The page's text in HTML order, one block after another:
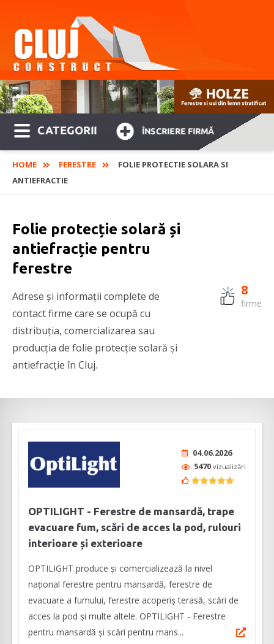
CATEGORII ÎNSCRIERE FIRMĂ
HOME FERESTRE
FOLIE PROTECTIE SOLARA SI
ANTIEFRACTIE
Folie protecție solară și
antiefracție pentru
ferestre
Adrese și informații complete de
contact firme care se ocupă cu
distribuția, comercializarea sau
producția de folie protecție solară și
antiefracție în Cluj.
8
firme
04.06.2026
5470 vizualizări
OPTILIGHT - Ferestre de mansardă, trape
evacuare fum, scări de acces la pod, rulouri
interioare și exterioare
OPTILIGHT produce şi comercializează la nivel
naţional ferestre pentru mansardă, ferestre de
evacuare a fumului, ferestre acoperiş terasă, scări de
acces la pod și multe altele. OPTILIGHT - Ferestre
pentru mansardă şi scări pentru mans...